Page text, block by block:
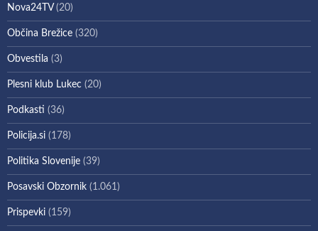
Nova24TV(20)
Občina Brežice (320)
Obvestila (3)
Plesni klub Lukec (20)
Podkasti (36)
Policija.si (178)
Politika Slovenije (39)
Posavski Obzornik (1.061)
Prispevki (159)